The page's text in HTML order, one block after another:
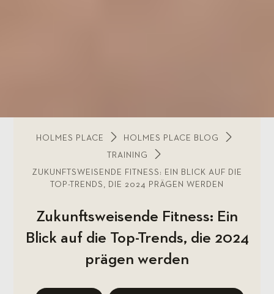
HOLMES PLACE
HOLMES PLACE BLOG
TRAINING
ZUKUNFTSWEISENDE FITNESS: EIN BLICK AUF DIE
TOP-TRENDS, DIE 2024 PRÄGEN WERDEN
Zukunftsweisende Fitness: Ein
Blick auf die Top-Trends, die 2024
prägen werden